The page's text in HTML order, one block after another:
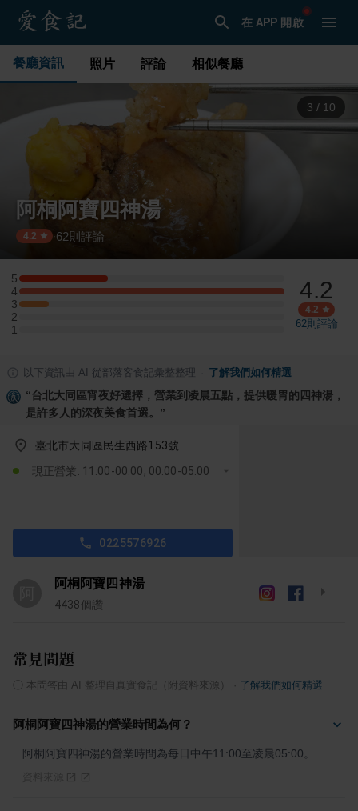
在 APP 開啟
餐廳資訊 照片 評論 相似餐廳
3 / 10
阿桐阿寶四神湯
4.2 ·62 則評論
5
5 星：3 則評論
4
4 星：9 則評論
3
3 星：1 則評論
2
2 星：0 則評論
1
1 星：0 則評論
4.2
4.2
62則評論
以下資訊由 AI 從部落客食記彙整整理 了解我們如何精選
“台北大同區宵夜好選擇，營業到凌晨五點，提供暖胃的四神湯，
是許多人的深夜美食首選。 ”
臺北市大同區民生西路153號
現正營業: 11:00-00:00, 00:00-05:00
0225576926
阿桐阿寶四神湯
4438個讚
常見問題
本問答由 AI 整理自真實食記（附資料來源） 了解我們如何精選
阿桐阿寶四神湯的營業時間為何？
阿桐阿寶四神湯的營業時間為每日中午11:00至凌晨05:00。